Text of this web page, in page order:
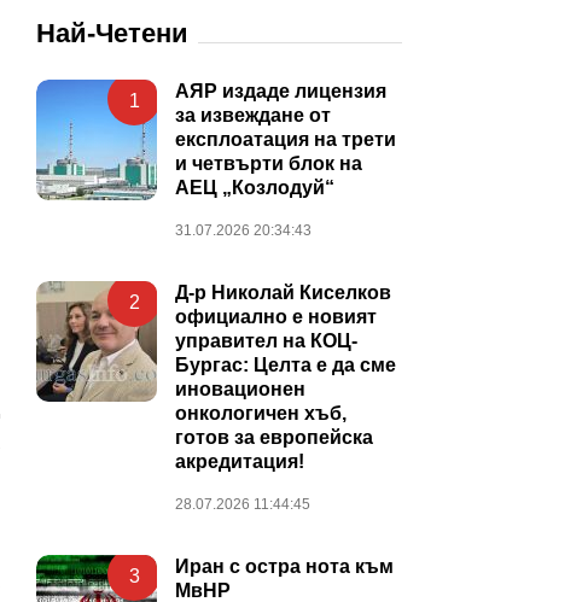
Най-Четени
1
АЯР издаде лицензия
за извеждане от
експлоатация на трети
и четвърти блок на
АЕЦ „Козлодуй“
31.07.2026 20:34:43
2
Д-р Николай Киселков
официално е новият
управител на КОЦ-
Бургас: Целта е да сме
иновационен
онкологичен хъб,
готов за европейска
акредитация!
28.07.2026 11:44:45
3
Иран с остра нота към
МвНР